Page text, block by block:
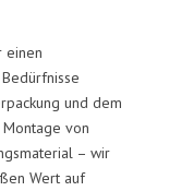
einen
und dem
von
– wir
Wert auf